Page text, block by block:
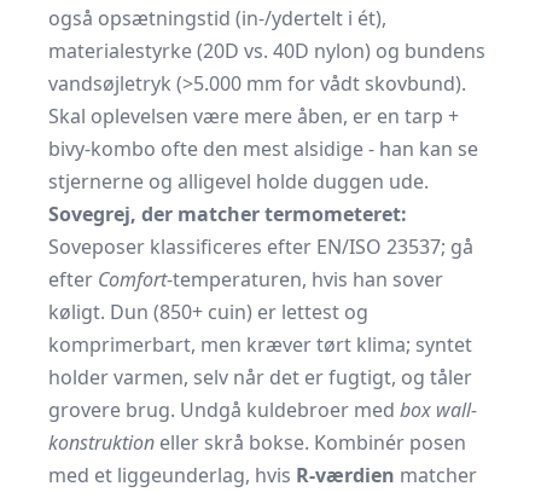
også opsætningstid (in-/ydertelt i ét),
materialestyrke (20D vs. 40D nylon) og bundens
vandsøjletryk (>5.000 mm for vådt skovbund).
Skal oplevelsen være mere åben, er en tarp +
bivy-kombo ofte den mest alsidige - han kan se
stjernerne og alligevel holde duggen ude.
Sovegrej, der matcher termometeret:
Soveposer klassificeres efter EN/ISO 23537; gå
efter Comfort-temperaturen, hvis han sover
køligt. Dun (850+ cuin) er lettest og
komprimerbart, men kræver tørt klima; syntet
holder varmen, selv når det er fugtigt, og tåler
grovere brug. Undgå kuldebroer med box wall-
konstruktion eller skrå bokse. Kombinér posen
med et liggeunderlag, hvis R-værdien matcher